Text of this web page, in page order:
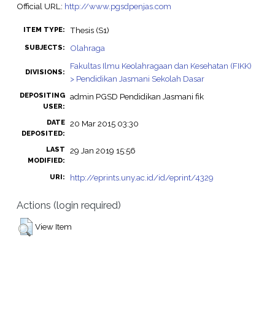
Official URL: http://www.pgsdpenjas.com
ITEM TYPE: Thesis (S1)
SUBJECTS: Olahraga
DIVISIONS:
Fakultas Ilmu Keolahragaan dan Kesehatan (FIKK)
> Pendidikan Jasmani Sekolah Dasar
DEPOSITING
USER:
admin PGSD Pendidikan Jasmani fik
DATE
DEPOSITED:
20 Mar 2015 03:30
LAST
MODIFIED:
29 Jan 2019 15:56
URI: http://eprints.uny.ac.id/id/eprint/4329
Actions (login required)
View Item